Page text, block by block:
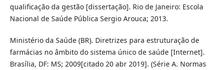
qualificação da gestão [dissertação]. Rio de Janeiro: Escola
Nacional de Saúde Pública Sergio Arouca; 2013.
Ministério da Saúde (BR). Diretrizes para estruturação de
farmácias no âmbito do sistema único de saúde [Internet].
Brasília, DF: MS; 2009[citado 20 abr 2019]. (Série A. Normas